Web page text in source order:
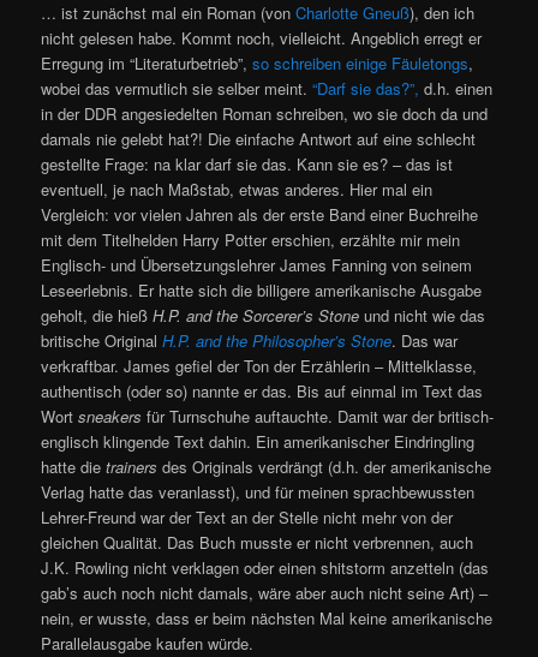
… ist zunächst mal ein Roman (vonCharlotte Gneuß), den ich
nicht gelesen habe. Kommt noch, vielleicht. Angeblich erregt er
Erregung im “Literaturbetrieb”,so schreiben einige Fäuletongs,
wobei das vermutlich sie selber meint.“Darf sie das?”, d.h. einen
in der DDR angesiedelten Roman schreiben, wo sie doch da und
damals nie gelebt hat?! Die einfache Antwort auf eine schlecht
gestellte Frage: na klar darf sie das. Kann sie es? – das ist
eventuell, je nach Maßstab, etwas anderes. Hier mal ein
Vergleich: vor vielen Jahren als der erste Band einer Buchreihe
mit dem Titelhelden Harry Potter erschien, erzählte mir mein
Englisch- und Übersetzungslehrer James Fanning von seinem
Leseerlebnis. Er hatte sich die billigere amerikanische Ausgabe
geholt, die hießH.P. and the Sorcerer’s Stone und nicht wie das
britische OriginalH.P. and the Philosopher’s Stone. Das war
verkraftbar. James gefiel der Ton der Erzählerin – Mittelklasse,
authentisch (oder so) nannte er das. Bis auf einmal im Text das
Wortsneakers für Turnschuhe auftauchte. Damit war der britisch-
englisch klingende Text dahin. Ein amerikanischer Eindringling
hatte dietrainers des Originals verdrängt (d.h. der amerikanische
Verlag hatte das veranlasst), und für meinen sprachbewussten
Lehrer-Freund war der Text an der Stelle nicht mehr von der
gleichen Qualität. Das Buch musste er nicht verbrennen, auch
J.K. Rowling nicht verklagen oder einen shitstorm anzetteln (das
gab’s auch noch nicht damals, wäre aber auch nicht seine Art) –
nein, er wusste, dass er beim nächsten Mal keine amerikanische
Parallelausgabe kaufen würde.